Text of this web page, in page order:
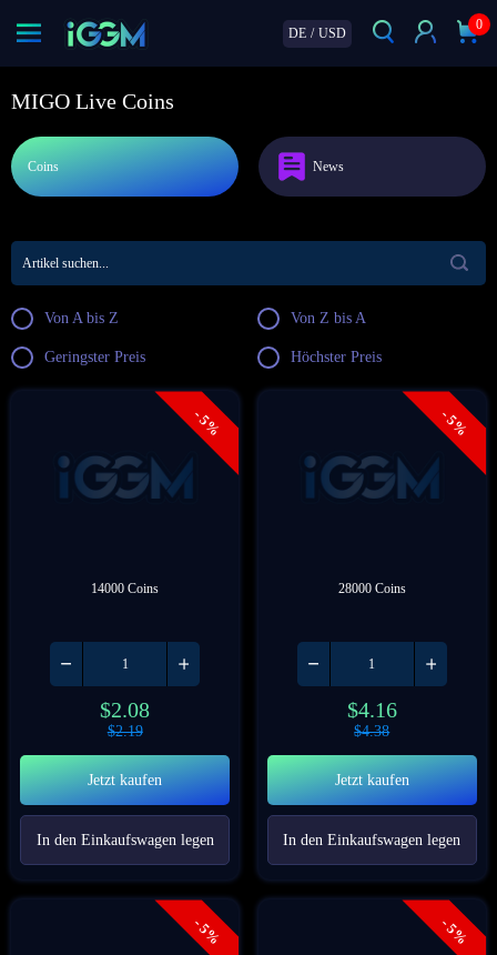
DE / USD
0
MIGO Live Coins
Coins News
Von A bis Z Von Z bis A
Geringster Preis Höchster Preis
- 5%
14000 Coins
$2.08
$2.19
Jetzt kaufen
In den Einkaufswagen legen
- 5%
28000 Coins
$4.16
$4.38
Jetzt kaufen
In den Einkaufswagen legen
- 5% - 5%